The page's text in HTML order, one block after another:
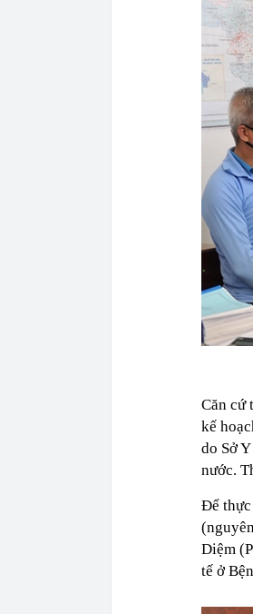
Căn cứ
kế
do Sở
nước.
Để thực
Diệm
tế ở